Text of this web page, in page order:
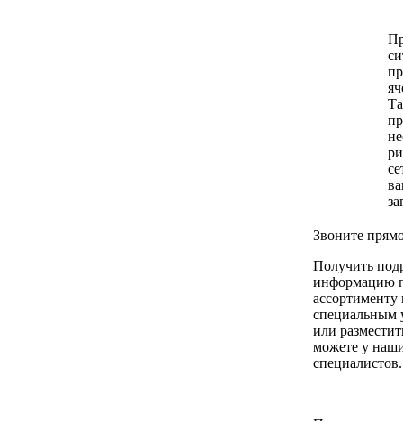
Звоните
Получить
информацию
специальным
или
можете у
специалистов.